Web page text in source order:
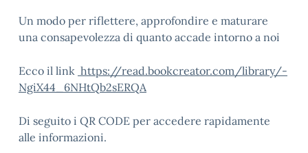
Un modo per riflettere, approfondire e maturare
una consapevolezza di quanto accade intorno a noi
Ecco il link https://read.bookcreator.com/library/-
NgiX44_6NHtQb2sERQA
Di seguito i QR CODE per accedere rapidamente
alle informazioni.